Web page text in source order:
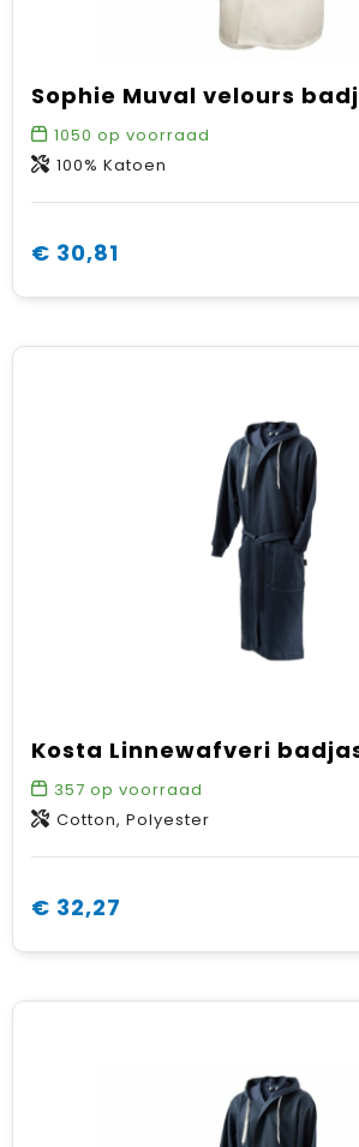
1050 op voorraad
100% Katoen
€ 30,81
357 op voorraad
Cotton, Polyester
€ 32,27